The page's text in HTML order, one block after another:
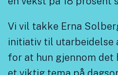
Vi vil takke Erna
initiativ til utarbeidelse
for at hun gjennom